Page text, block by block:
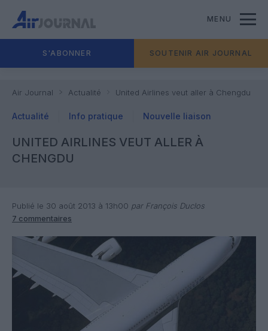
MENU
S'ABONNER SOUTENIR AIR JOURNAL
Air Journal Actualité United Airlines veut aller à Chengdu
Actualité Info pratique Nouvelle liaison
UNITED AIRLINES VEUT ALLER À
CHENGDU
Publié le 30 août 2013 à 13h00 par François Duclos
7 commentaires